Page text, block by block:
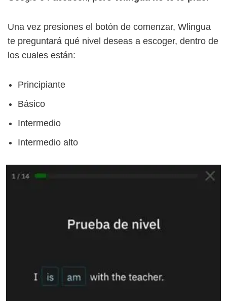
Una vez presiones el botón de comenzar, Wlingua
te preguntará qué nivel deseas a escoger, dentro de
los cuales están:
Principiante
Básico
Intermedio
Intermedio alto